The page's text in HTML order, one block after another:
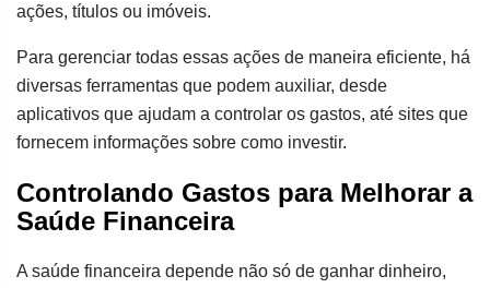
ações, títulos ou imóveis.
Para gerenciar todas essas ações de maneira eficiente, há
diversas ferramentas que podem auxiliar, desde
aplicativos que ajudam a controlar os gastos, até sites que
fornecem informações sobre como investir.
Controlando Gastos para Melhorar a
Saúde Financeira
A saúde financeira depende não só de ganhar dinheiro,